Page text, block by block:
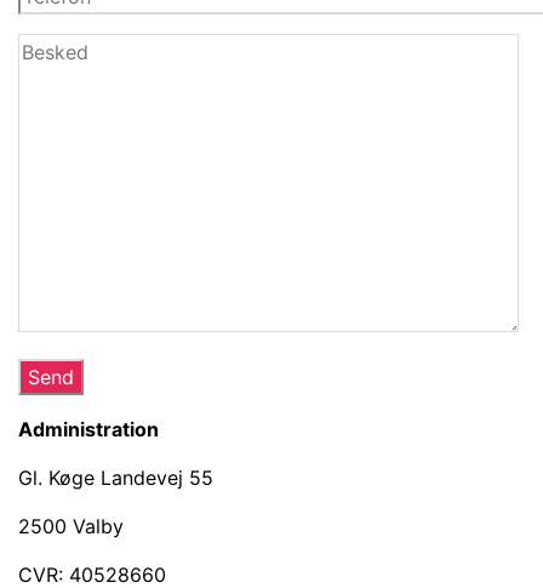
Administration
Gl. Køge Landevej 55
2500 Valby
CVR: 40528660